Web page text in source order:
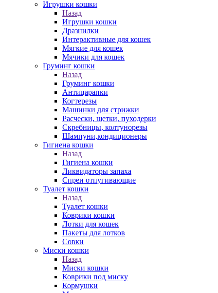
Игрушки кошки
Назад
Игрушки кошки
Дразнилки
Интерактивные для кошек
Мягкие для кошек
Мячики для кошек
Груминг кошки
Назад
Груминг кошки
Антицарапки
Когтерезы
Машинки для стрижки
Расчески, щетки, пуходерки
Скребницы, колтунорезы
Шампуни,кондиционеры
Гигиена кошки
Назад
Гигиена кошки
Ликвидаторы запаха
Спреи отпугивающие
Туалет кошки
Назад
Туалет кошки
Коврики кошки
Лотки для кошек
Пакеты для лотков
Совки
Миски кошки
Назад
Миски кошки
Коврики под миску
Кормушки